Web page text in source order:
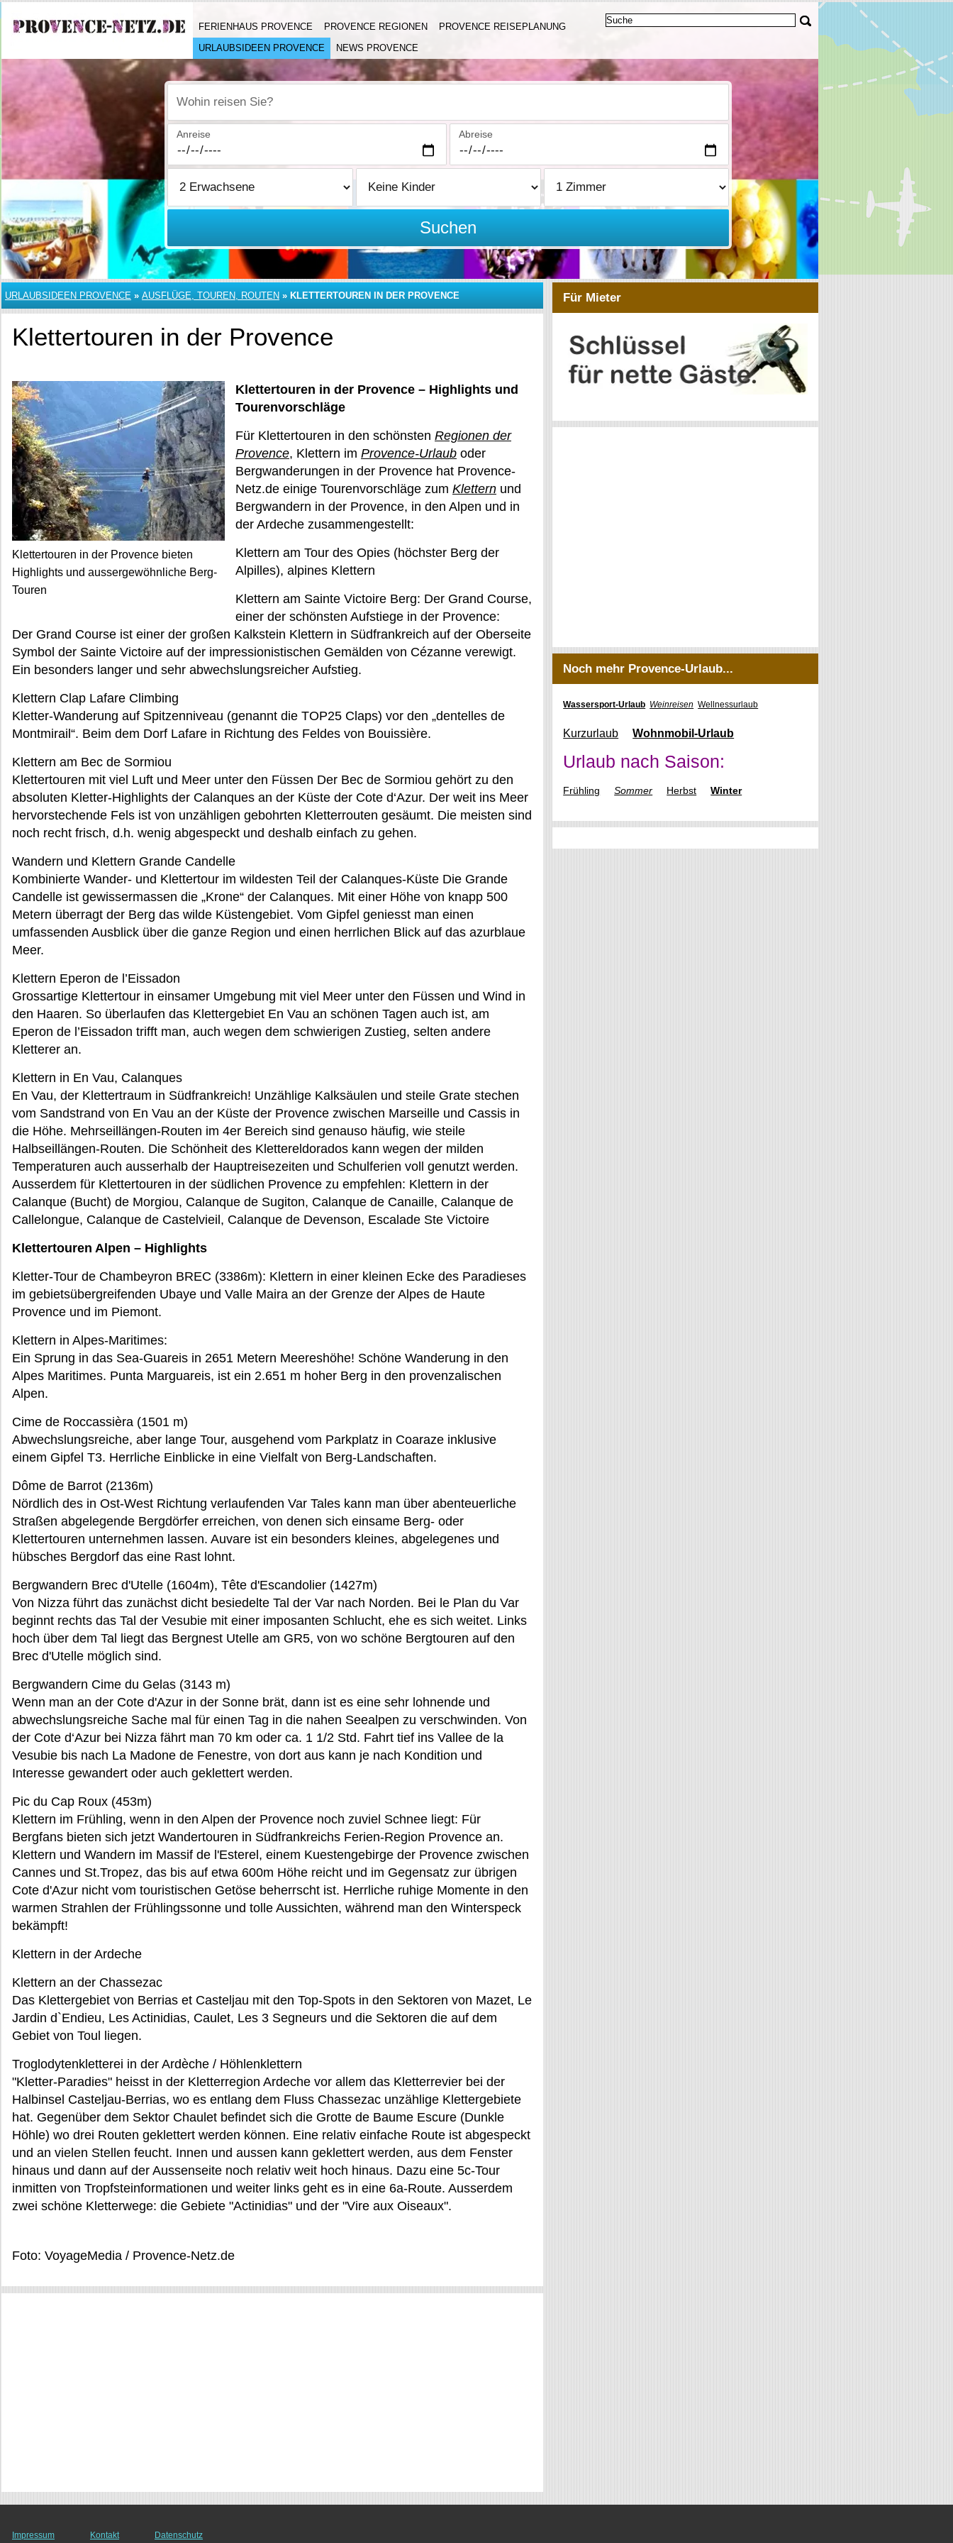
FERIENHAUS PROVENCE PROVENCE REGIONEN
PROVENCE REISEPLANUNG
URLAUBSIDEEN PROVENCE
NEWS PROVENCE
Wohin reisen Sie?
Anreise Abreise
Suchen
URLAUBSIDEEN PROVENCE » AUSFLÜGE, TOUREN, ROUTEN » KLETTERTOUREN IN DER PROVENCE
Klettertouren in der Provence
Klettertouren in der Provence bieten
Highlights und aussergewöhnliche Berg-
Touren
Klettertouren in der Provence – Highlights und
Tourenvorschläge
Für Klettertouren in den schönsten Regionen der
Provence, Klettern im Provence-Urlaub oder
Bergwanderungen in der Provence hat Provence-
Netz.de einige Tourenvorschläge zum Klettern und
Bergwandern in der Provence, in den Alpen und in
der Ardeche zusammengestellt:
Klettern am Tour des Opies (höchster Berg der
Alpilles), alpines Klettern
Klettern am Sainte Victoire Berg: Der Grand Course,
einer der schönsten Aufstiege in der Provence:
Der Grand Course ist einer der großen Kalkstein Klettern in Südfrankreich auf der Oberseite
Symbol der Sainte Victoire auf der impressionistischen Gemälden von Cézanne verewigt.
Ein besonders langer und sehr abwechslungsreicher Aufstieg.
Klettern Clap Lafare Climbing
Kletter-Wanderung auf Spitzenniveau (genannt die TOP25 Claps) vor den „dentelles de
Montmirail“. Beim dem Dorf Lafare in Richtung des Feldes von Bouissière.
Klettern am Bec de Sormiou
Klettertouren mit viel Luft und Meer unter den Füssen Der Bec de Sormiou gehört zu den
absoluten Kletter-Highlights der Calanques an der Küste der Cote d‘Azur. Der weit ins Meer
hervorstechende Fels ist von unzähligen gebohrten Kletterrouten gesäumt. Die meisten sind
noch recht frisch, d.h. wenig abgespeckt und deshalb einfach zu gehen.
Wandern und Klettern Grande Candelle
Kombinierte Wander- und Klettertour im wildesten Teil der Calanques-Küste Die Grande
Candelle ist gewissermassen die „Krone“ der Calanques. Mit einer Höhe von knapp 500
Metern überragt der Berg das wilde Küstengebiet. Vom Gipfel geniesst man einen
umfassenden Ausblick über die ganze Region und einen herrlichen Blick auf das azurblaue
Meer.
Klettern Eperon de l’Eissadon
Grossartige Klettertour in einsamer Umgebung mit viel Meer unter den Füssen und Wind in
den Haaren. So überlaufen das Klettergebiet En Vau an schönen Tagen auch ist, am
Eperon de l’Eissadon trifft man, auch wegen dem schwierigen Zustieg, selten andere
Kletterer an.
Klettern in En Vau, Calanques
En Vau, der Klettertraum in Südfrankreich! Unzählige Kalksäulen und steile Grate stechen
vom Sandstrand von En Vau an der Küste der Provence zwischen Marseille und Cassis in
die Höhe. Mehrseillängen-Routen im 4er Bereich sind genauso häufig, wie steile
Halbseillängen-Routen. Die Schönheit des Klettereldorados kann wegen der milden
Temperaturen auch ausserhalb der Hauptreisezeiten und Schulferien voll genutzt werden.
Ausserdem für Klettertouren in der südlichen Provence zu empfehlen: Klettern in der
Calanque (Bucht) de Morgiou, Calanque de Sugiton, Calanque de Canaille, Calanque de
Callelongue, Calanque de Castelvieil, Calanque de Devenson, Escalade Ste Victoire
Klettertouren Alpen – Highlights
Kletter-Tour de Chambeyron BREC (3386m): Klettern in einer kleinen Ecke des Paradieses
im gebietsübergreifenden Ubaye und Valle Maira an der Grenze der Alpes de Haute
Provence und im Piemont.
Klettern in Alpes-Maritimes:
Ein Sprung in das Sea-Guareis in 2651 Metern Meereshöhe! Schöne Wanderung in den
Alpes Maritimes. Punta Marguareis, ist ein 2.651 m hoher Berg in den provenzalischen
Alpen.
Cime de Roccassièra (1501 m)
Abwechslungsreiche, aber lange Tour, ausgehend vom Parkplatz in Coaraze inklusive
einem Gipfel T3. Herrliche Einblicke in eine Vielfalt von Berg-Landschaften.
Dôme de Barrot (2136m)
Nördlich des in Ost-West Richtung verlaufenden Var Tales kann man über abenteuerliche
Straßen abgelegende Bergdörfer erreichen, von denen sich einsame Berg- oder
Klettertouren unternehmen lassen. Auvare ist ein besonders kleines, abgelegenes und
hübsches Bergdorf das eine Rast lohnt.
Bergwandern Brec d'Utelle (1604m), Tête d'Escandolier (1427m)
Von Nizza führt das zunächst dicht besiedelte Tal der Var nach Norden. Bei le Plan du Var
beginnt rechts das Tal der Vesubie mit einer imposanten Schlucht, ehe es sich weitet. Links
hoch über dem Tal liegt das Bergnest Utelle am GR5, von wo schöne Bergtouren auf den
Brec d'Utelle möglich sind.
Bergwandern Cime du Gelas (3143 m)
Wenn man an der Cote d'Azur in der Sonne brät, dann ist es eine sehr lohnende und
abwechslungsreiche Sache mal für einen Tag in die nahen Seealpen zu verschwinden. Von
der Cote d‘Azur bei Nizza fährt man 70 km oder ca. 1 1/2 Std. Fahrt tief ins Vallee de la
Vesubie bis nach La Madone de Fenestre, von dort aus kann je nach Kondition und
Interesse gewandert oder auch geklettert werden.
Pic du Cap Roux (453m)
Klettern im Frühling, wenn in den Alpen der Provence noch zuviel Schnee liegt: Für
Bergfans bieten sich jetzt Wandertouren in Südfrankreichs Ferien-Region Provence an.
Klettern und Wandern im Massif de l'Esterel, einem Kuestengebirge der Provence zwischen
Cannes und St.Tropez, das bis auf etwa 600m Höhe reicht und im Gegensatz zur übrigen
Cote d'Azur nicht vom touristischen Getöse beherrscht ist. Herrliche ruhige Momente in den
warmen Strahlen der Frühlingssonne und tolle Aussichten, während man den Winterspeck
bekämpft!
Klettern in der Ardeche
Klettern an der Chassezac
Das Klettergebiet von Berrias et Casteljau mit den Top-Spots in den Sektoren von Mazet, Le
Jardin d`Endieu, Les Actinidias, Caulet, Les 3 Segneurs und die Sektoren die auf dem
Gebiet von Toul liegen.
Troglodytenkletterei in der Ardèche / Höhlenklettern
"Kletter-Paradies" heisst in der Kletterregion Ardeche vor allem das Kletterrevier bei der
Halbinsel Casteljau-Berrias, wo es entlang dem Fluss Chassezac unzählige Klettergebiete
hat. Gegenüber dem Sektor Chaulet befindet sich die Grotte de Baume Escure (Dunkle
Höhle) wo drei Routen geklettert werden können. Eine relativ einfache Route ist abgespeckt
und an vielen Stellen feucht. Innen und aussen kann geklettert werden, aus dem Fenster
hinaus und dann auf der Aussenseite noch relativ weit hoch hinaus. Dazu eine 5c-Tour
inmitten von Tropfsteinformationen und weiter links geht es in eine 6a-Route. Ausserdem
zwei schöne Kletterwege: die Gebiete "Actinidias" und der "Vire aux Oiseaux".
Foto: VoyageMedia / Provence-Netz.de
Für Mieter
Noch mehr Provence-Urlaub...
Wassersport-Urlaub Weinreisen Wellnessurlaub
Kurzurlaub Wohnmobil-Urlaub
Urlaub nach Saison:
Frühling Sommer Herbst Winter
Impressum Kontakt Datenschutz